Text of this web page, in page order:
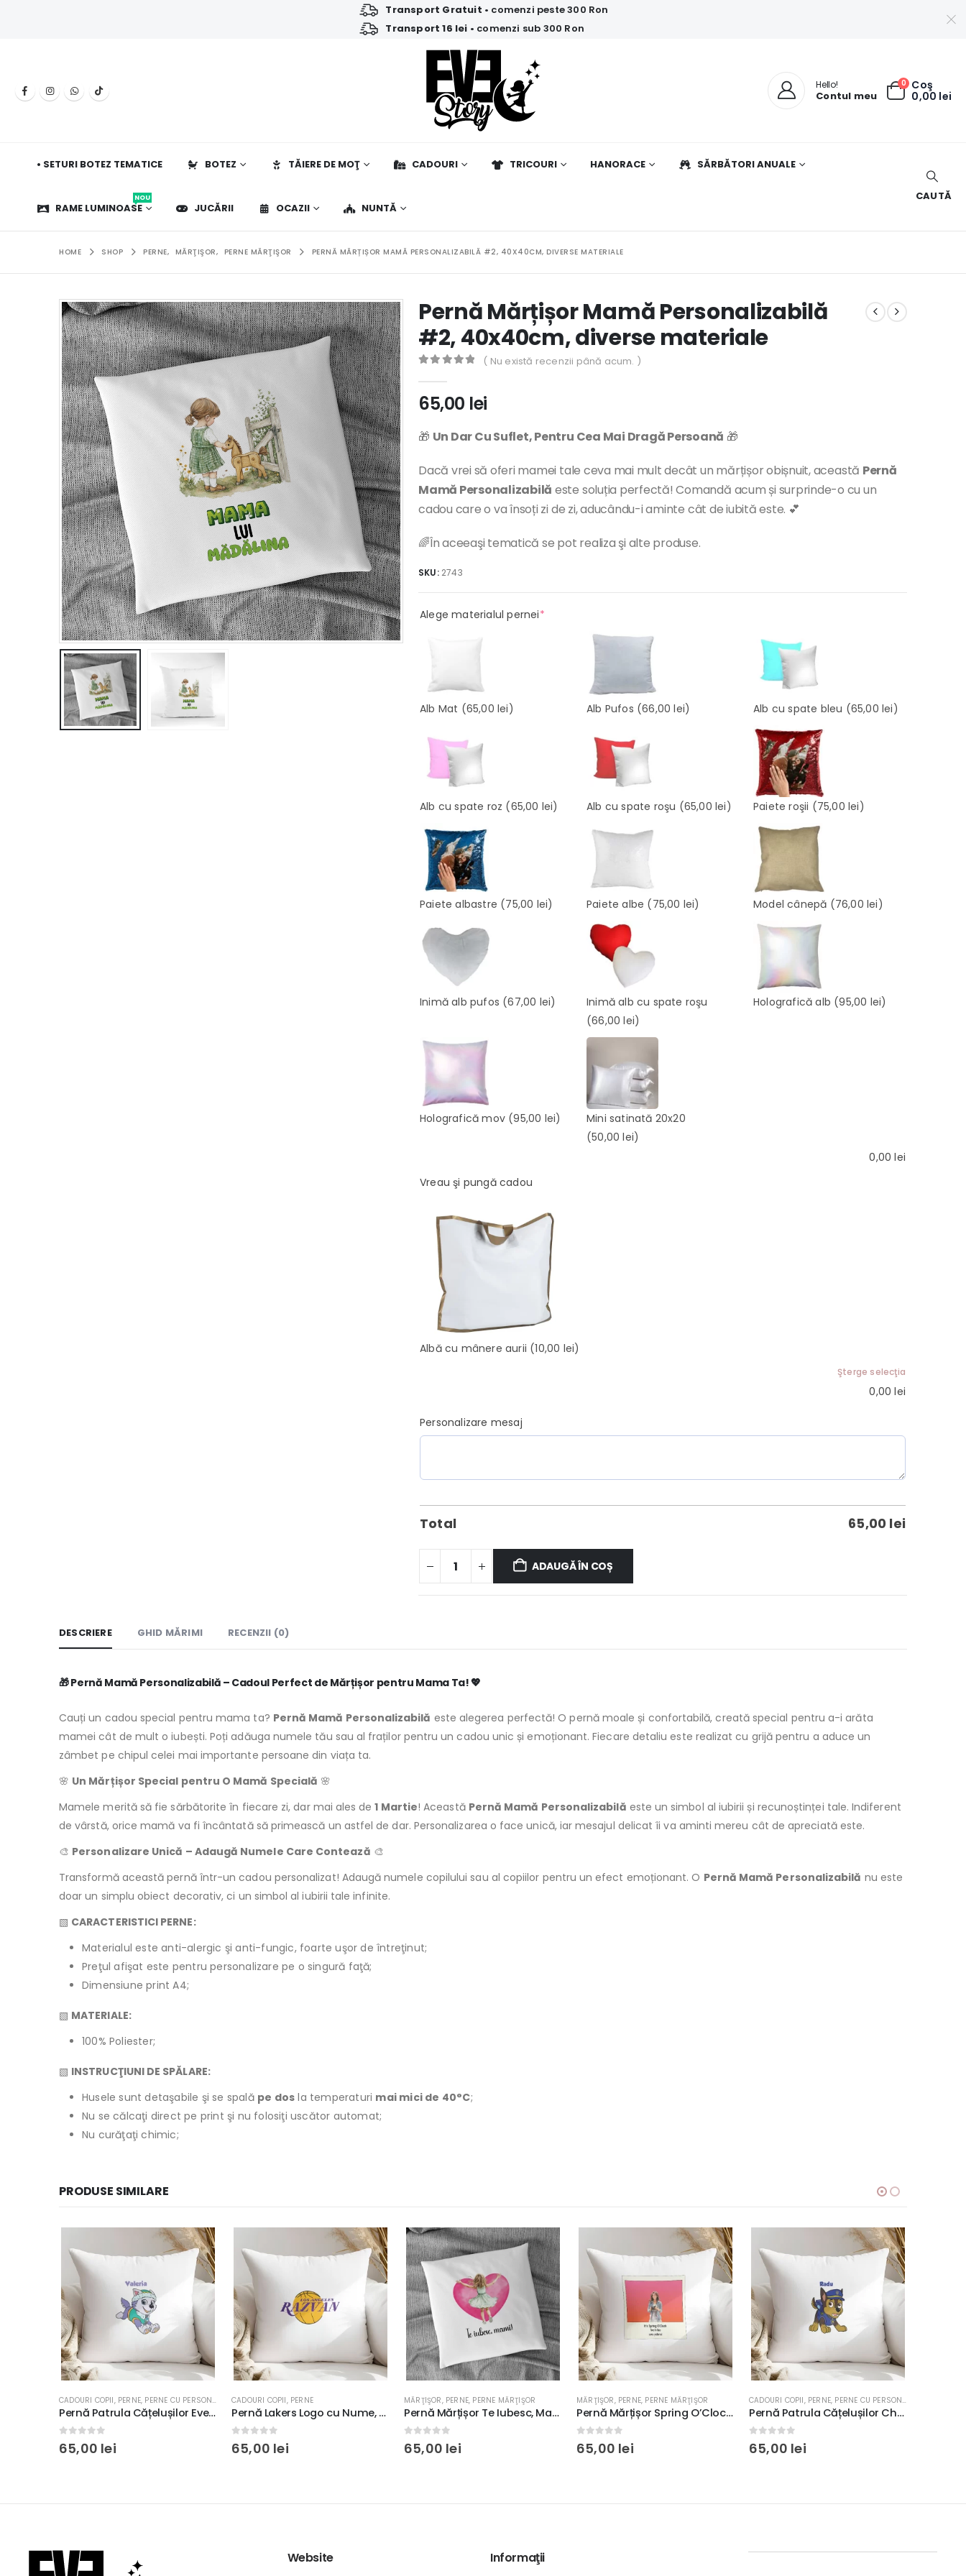
Transport Gratuit • comenzi peste 300 Ron
Transport 16 lei • comenzi sub 300 Ron
Hello!
Contul meu
0 Coş
0,00 lei
• SETURI BOTEZ TEMATICE BOTEZ TĂIERE DE MOŢ CADOURI TRICOURI HANORACE SĂRBĂTORI ANUALE
RAME LUMINOASE
NOU
JUCĂRII OCAZII NUNTĂ
CAUTĂ
HOME SHOP PERNE, MĂRŢIŞOR, PERNE MĂRŢIŞOR PERNĂ MĂRȚIȘOR MAMĂ PERSONALIZABILĂ #2, 40X40CM, DIVERSE MATERIALE
Pernă Mărțișor Mamă Personalizabilă
#2, 40x40cm, diverse materiale
( Nu există recenzii până acum. )
65,00 lei
🎁 Un Dar Cu Suflet, Pentru Cea Mai Dragă Persoană 🎁
Dacă vrei să oferi mamei tale ceva mai mult decât un mărțișor obișnuit, această Pernă
Mamă Personalizabilă este soluția perfectă! Comandă acum și surprinde-o cu un
cadou care o va însoți zi de zi, aducându-i aminte cât de iubită este. 💕
🌈În aceeaşi tematică se pot realiza şi alte produse.
SKU: 2743
Alege materialul pernei*(required)
Alb Mat (65,00 lei) Alb Pufos (66,00 lei) Alb cu spate bleu (65,00 lei)
Alb cu spate roz (65,00 lei) Alb cu spate roşu (65,00 lei) Paiete roşii (75,00 lei)
Paiete albastre (75,00 lei) Paiete albe (75,00 lei) Model cânepă (76,00 lei)
Inimă alb pufos (67,00 lei)
Inimă alb cu spate roşu
(66,00 lei)
Holografică alb (95,00 lei)
Holografică mov(95,00 lei)
Mini satinată 20x20
(50,00 lei)
0,00lei
Vreau şi pungă cadou
Albă cu mânere aurii (10,00 lei)
Şterge selecţia
0,00lei
Personalizare mesaj
Total 65,00 lei
ADAUGĂ ÎN COȘ
DESCRIERE GHID MĂRIMI RECENZII (0)
🎁Pernă Mamă Personalizabilă – Cadoul Perfect de Mărțișor pentru Mama Ta!💖
Cauți un cadou special pentru mama ta? Pernă Mamă Personalizabilă este alegerea perfectă! O pernă moale și confortabilă, creată special pentru a-i arăta
mamei cât de mult o iubești. Poți adăuga numele tău sau al fraților pentru un cadou unic și emoționant. Fiecare detaliu este realizat cu grijă pentru a aduce un
zâmbet pe chipul celei mai importante persoane din viața ta.
🌸 Un Mărțișor Special pentru O Mamă Specială 🌸
Mamele merită să fie sărbătorite în fiecare zi, dar mai ales de1 Martie! Această Pernă Mamă Personalizabilă este un simbol al iubirii și recunoștinței tale. Indiferent
de vârstă, orice mamă va fi încântată să primească un astfel de dar. Personalizarea o face unică, iar mesajul delicat îi va aminti mereu cât de apreciată este.
🎨 Personalizare Unică – Adaugă Numele Care Contează 🎨
Transformă această pernă într-un cadou personalizat! Adaugă numele copilului sau al copiilor pentru un efect emoționant. O Pernă Mamă Personalizabilă nu este
doar un simplu obiect decorativ, ci un simbol al iubirii tale infinite.
▧ CARACTERISTICI PERNE:
Materialul este anti-alergic şi anti-fungic, foarte uşor de întreţinut;
Preţul afişat este pentru personalizare pe o singură faţă;
Dimensiune print A4;
▧ MATERIALE:
100% Poliester;
▧ INSTRUCŢIUNI DE SPĂLARE:
Husele sunt detaşabile şi se spală pe dos la temperaturi mai mici de 40°C;
Nu se călcaţi direct pe print şi nu folosiţi uscător automat;
Nu curăţaţi chimic;
PRODUSE SIMILARE
CADOURI COPII, PERNE, PERNE CU PERSONAJE
Pernă Patrula Cățelușilor Everest, Personalizabilă, 40x40cm, culoare alb, diverse materiale
0 out of 5
65,00 lei
CADOURI COPII, PERNE
Pernă Lakers Logo cu Nume, Personalizabilă, 40x40cm, culoare alb, diverse materiale
0 out of 5
65,00 lei
MĂRŢIŞOR, PERNE, PERNE MĂRŢIŞOR
Pernă Mărțișor Te Iubesc, Mami!, 40x40cm, diverse materiale
0 out of 5
65,00 lei
MĂRŢIŞOR, PERNE, PERNE MĂRŢIŞOR
Pernă Mărțișor Spring O’Clock, 40x40cm, diverse materiale
0 out of 5
65,00 lei
CADOURI COPII, PERNE, PERNE CU PERSONAJE
Pernă Patrula Cățelușilor Chase, Personalizabilă, 40x40cm, culoare alb, diverse materiale
0 out of 5
65,00 lei
Website Informaţii